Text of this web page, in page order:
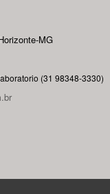
MG
(31 98348-3330)